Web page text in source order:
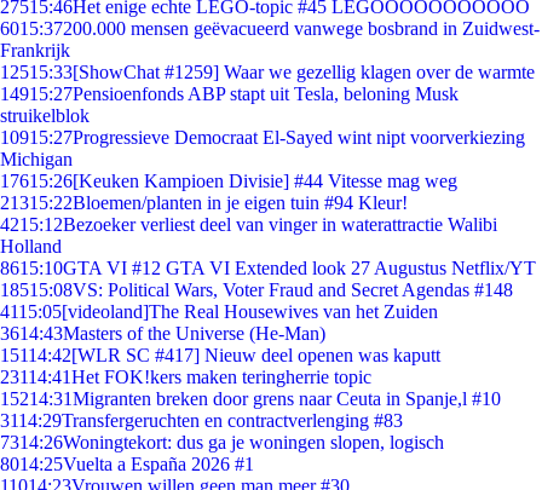
27515:46Het enige echte LEGO-topic #45 LEGOOOOOOOOOOO
6015:37200.000 mensen geëvacueerd vanwege bosbrand in Zuidwest-
Frankrijk
12515:33[ShowChat #1259] Waar we gezellig klagen over de warmte
14915:27Pensioenfonds ABP stapt uit Tesla, beloning Musk
struikelblok
10915:27Progressieve Democraat El-Sayed wint nipt voorverkiezing
Michigan
17615:26[Keuken Kampioen Divisie] #44 Vitesse mag weg
21315:22Bloemen/planten in je eigen tuin #94 Kleur!
4215:12Bezoeker verliest deel van vinger in waterattractie Walibi
Holland
8615:10GTA VI #12 GTA VI Extended look 27 Augustus Netflix/YT
18515:08VS: Political Wars, Voter Fraud and Secret Agendas #148
4115:05[videoland]The Real Housewives van het Zuiden
3614:43Masters of the Universe (He-Man)
15114:42[WLR SC #417] Nieuw deel openen was kaputt
23114:41Het FOK!kers maken teringherrie topic
15214:31Migranten breken door grens naar Ceuta in Spanje,l #10
3114:29Transfergeruchten en contractverlenging #83
7314:26Woningtekort: dus ga je woningen slopen, logisch
8014:25Vuelta a España 2026 #1
11014:23Vrouwen willen geen man meer #30